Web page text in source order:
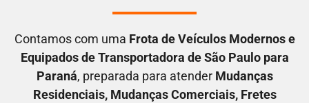
Contamos com uma Frota de Veículos Modernos e
Equipados de Transportadora de São Paulo para
Paraná, preparada para atender Mudanças
Residenciais, Mudanças Comerciais, Fretes